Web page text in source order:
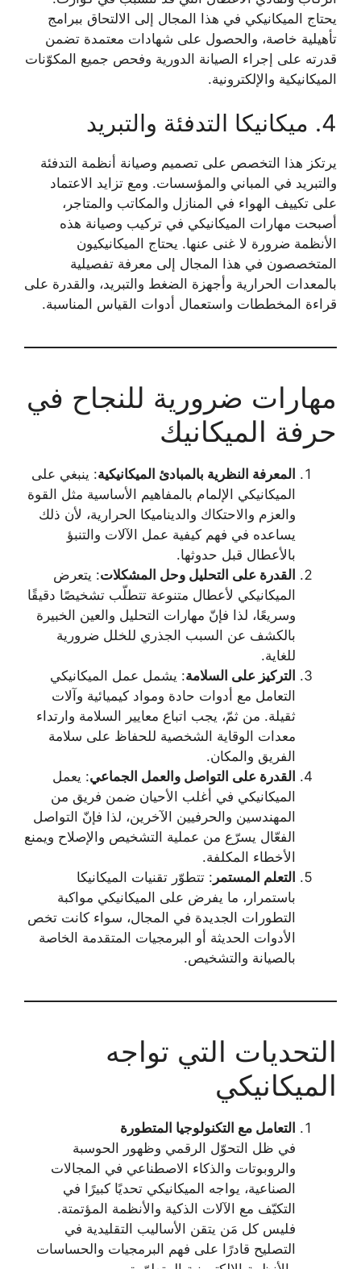
يحتاج الميكانيكي في هذا المجال إلى الالتحاق ببرامج
تأهيلية خاصة، والحصول على شهادات معتمدة تضمن
قدرته على إجراء الصيانة الدورية وفحص جميع المكوّنات
الميكانيكية والإلكترونية.
4. ميكانيكا التدفئة والتبريد
يرتكز هذا التخصص على تصميم وصيانة أنظمة التدفئة
والتبريد في المباني والمؤسسات. ومع تزايد الاعتماد
على تكييف الهواء في المنازل والمكاتب والمتاجر،
أصبحت مهارات الميكانيكي في تركيب وصيانة هذه
الأنظمة ضرورة لا غنى عنها. يحتاج الميكانيكيون
المتخصصون في هذا المجال إلى معرفة تفصيلية
بالمعدات الحرارية وأجهزة الضغط والتبريد، والقدرة على
قراءة المخططات واستعمال أدوات القياس المناسبة.
مهارات ضرورية للنجاح في
حرفة الميكانيك
المعرفة النظرية بالمبادئ الميكانيكية: ينبغي على
الميكانيكي الإلمام بالمفاهيم الأساسية مثل القوة
والعزم والاحتكاك والديناميكا الحرارية، لأن ذلك
يساعده في فهم كيفية عمل الآلات والتنبؤ
بالأعطال قبل حدوثها.
القدرة على التحليل وحل المشكلات: يتعرض
الميكانيكي لأعطال متنوعة تتطلّب تشخيصًا دقيقًا
وسريعًا، لذا فإنّ مهارات التحليل والعين الخبيرة
بالكشف عن السبب الجذري للخلل ضرورية
للغاية.
التركيز على السلامة: يشمل عمل الميكانيكي
التعامل مع أدوات حادة ومواد كيميائية وآلات
ثقيلة. من ثمّ، يجب اتباع معايير السلامة وارتداء
معدات الوقاية الشخصية للحفاظ على سلامة
الفريق والمكان.
القدرة على التواصل والعمل الجماعي: يعمل
الميكانيكي في أغلب الأحيان ضمن فريق من
المهندسين والحرفيين الآخرين، لذا فإنّ التواصل
الفعّال يسرّع من عملية التشخيص والإصلاح ويمنع
الأخطاء المكلفة.
التعلم المستمر : تتطوّر تقنيات الميكانيكا
باستمرار، ما يفرض على الميكانيكي مواكبة
التطورات الجديدة في المجال، سواء كانت تخص
الأدوات الحديثة أو البرمجيات المتقدمة الخاصة
بالصيانة والتشخيص.
التحديات التي تواجه
الميكانيكي
التعامل مع التكنولوجيا المتطورة
في ظل التحوّل الرقمي وظهور الحوسبة
والروبوتات والذكاء الاصطناعي في المجالات
الصناعية، يواجه الميكانيكي تحديًا كبيرًا في
التكيّف مع الآلات الذكية والأنظمة المؤتمتة.
فليس كل مَن يتقن الأساليب التقليدية في
التصليح قادرًا على فهم البرمجيات والحساسات